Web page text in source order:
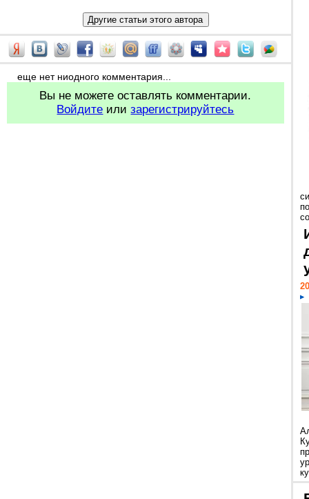
еще нет ниодного комментария...
Вы не можете оставлять комментарии.
Войдите илизарегистрируйтесь